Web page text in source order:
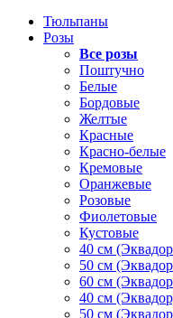
Тюльпаны
Розы
Все розы
Поштучно
Белые
Бордовые
Желтые
Красные
Красно-белые
Кремовые
Оранжевые
Розовые
Фиолетовые
Кустовые
40 см
50 см
60 см
40 см
50 см